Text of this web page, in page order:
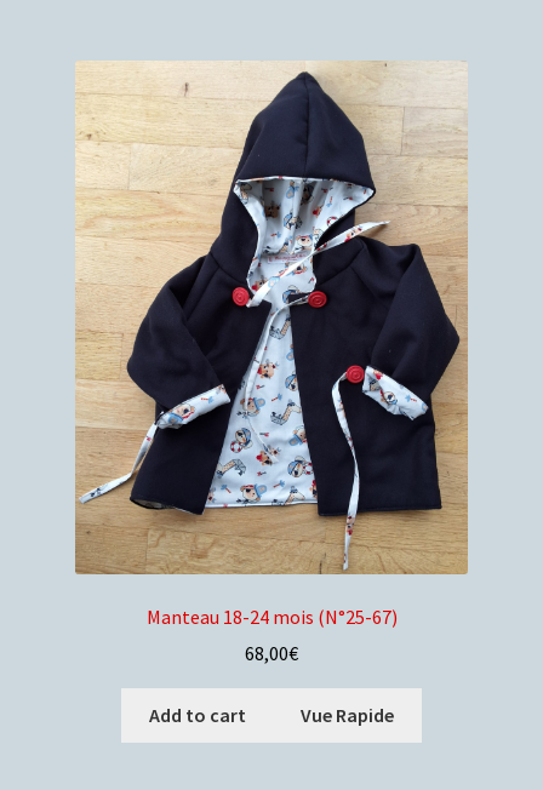
Manteau 18-24 mois (N°25-67)
68,00€
Add to cart Vue Rapide